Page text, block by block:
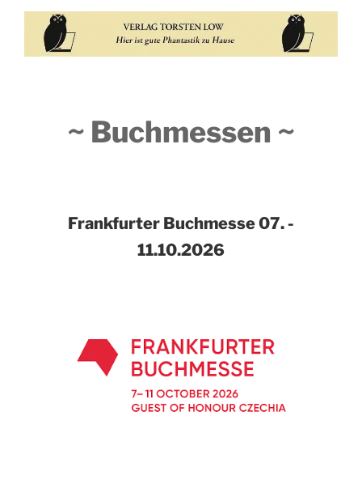
~ Buchmessen ~
Frankfurter Buchmesse07. -
11.10.2026